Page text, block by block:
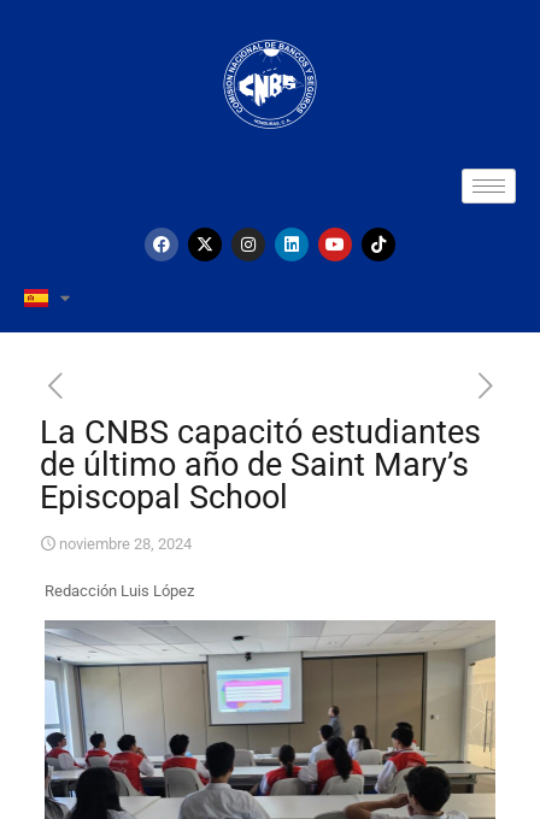
La CNBS capacitó estudiantes
de último año de Saint Mary’s
Episcopal School
noviembre 28, 2024
Redacción Luis López